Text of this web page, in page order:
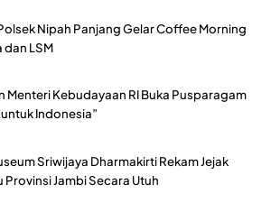
Nipah Panjang Gelar Coffee Morning
dan LSM
Menteri Kebudayaan RI Buka Pusparagam
Indonesia”
Sriwijaya Dharmakirti Rekam Jejak
Provinsi Jambi Secara Utuh